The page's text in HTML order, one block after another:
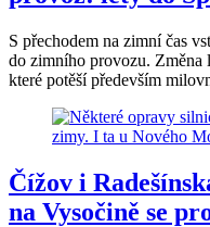
S přechodem na zimní čas
do zimního provozu. Změna
které potěší především
Čížov i
na Vysočině se